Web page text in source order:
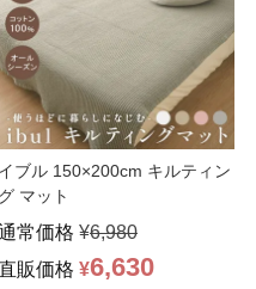
イブル 150×200cm キルティン
グ マット
常価格 ¥6,980
販価格 ¥6,630